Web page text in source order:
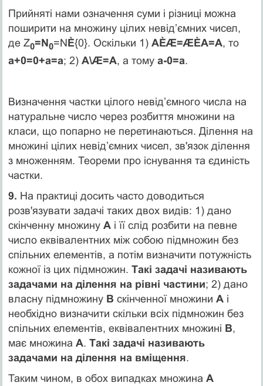
Прийняті нами означення суми і різниці можна
поширити на множину цілих невід’ємних чисел,
де Z0=N0=NÈ{0}. Оскільки 1) АÈÆ=ÆÈА=А, то
а+0=0+а=а; 2) А\Æ=А, а тому а-0=а.
Визначення частки цілого невід’ємного числа на
натуральне число через розбиття множини на
класи, що попарно не перетинаються. Ділення на
множині цілих невід’ємних чисел, зв'язок ділення
з множенням. Теореми про існування та єдиність
частки.
9. На практиці досить часто доводиться
розв'язувати задачі таких двох видів: 1) дано
скінченну множину Аі її слід розбити на певне
число еквівалентних між собою підмножин без
спільних елементів, а потім визначити потужність
кожної із цих підмножин. Такі задачі називають
задачами на ділення на рівні частини; 2) дано
власну підмножину В скінченної множини Аі
необхідно визначити скільки всіх підмножин без
спільних елементів, еквівалентних множині В,
має множина А. Такі задачі називають
задачами на ділення на вміщення.
Таким чином, в обох випадках множина А